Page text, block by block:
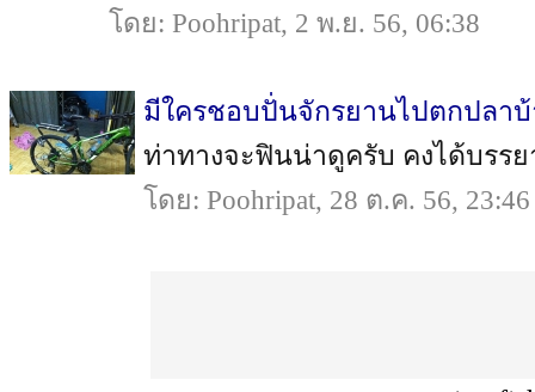
โดย: Poohripat, 2 พ.ย. 56, 06:38
มีใครชอบปั่นจักรยานไปตกปลา
ท่าทางจะฟินน่าดูครับ คงได้บรรย
โดย: Poohripat, 28 ต.ค. 56, 23:46